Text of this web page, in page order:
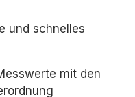
und schnelles
mit den